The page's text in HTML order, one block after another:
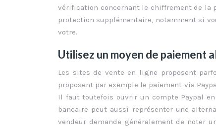
vérification concernant le chiffrement de la
protection supplémentaire, notamment si
votre.
Utilisez un moyen de paiement
Les sites de vente en ligne proposent
proposent par exemple le paiement via
Il faut toutefois ouvrir un compte Paypal
bancaire peut aussi représenter une
vendeur demande généralement de noter